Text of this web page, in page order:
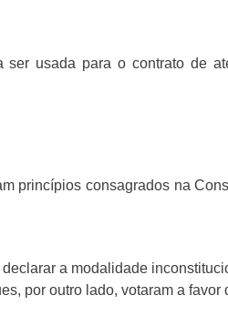
usada para o contrato de
princípios consagrados na
a modalidade
por outro lado, votaram a